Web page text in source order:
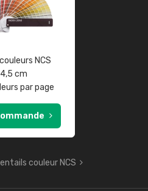
NCS
cm
par page
couleur NCS